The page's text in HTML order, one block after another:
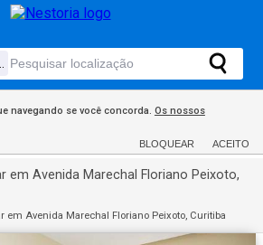
navegando se você concorda. Os nossos
BLOQUEAR ACEITO
em Avenida Marechal Floriano Peixoto,
em Avenida Marechal Floriano Peixoto, Curitiba